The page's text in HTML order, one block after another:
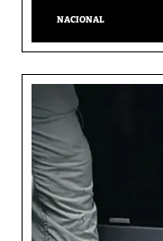
NACIONAL